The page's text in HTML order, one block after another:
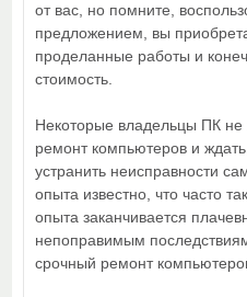
от вас, но помните,
предложением, вы
проделанные работы и
стоимость.
Некоторые владельцы ПК не
ремонт компьютеров и
устранить неисправности
опыта известно, что часто
опыта заканчивается
непоправимым
срочный ремонт